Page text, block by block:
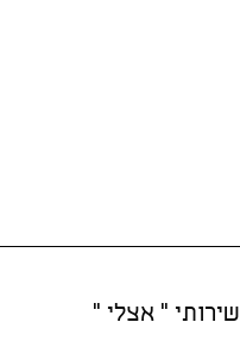
שירותי " אצלי "